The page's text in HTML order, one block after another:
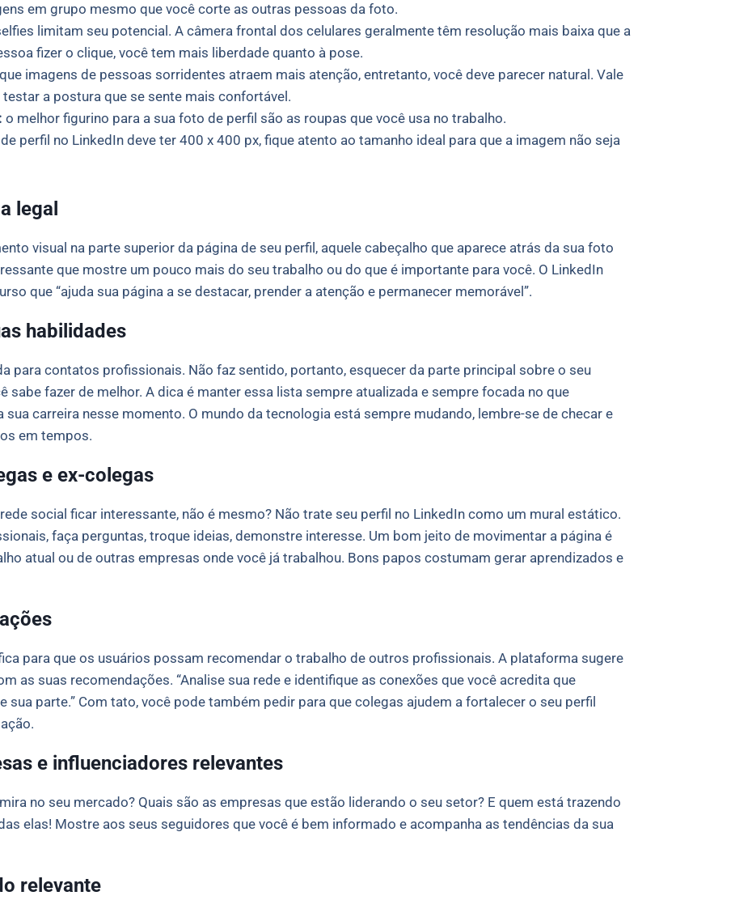
em grupo mesmo que você corte as outras pessoas da foto.
limitam seu potencial. A câmera frontal dos celulares geralmente têm resolução mais baixa que a
fizer o clique, você tem mais liberdade quanto à pose.
imagens de pessoas sorridentes atraem mais atenção, entretanto, você deve parecer natural. Vale
a postura que se sente mais confortável.
o melhor figurino para a sua foto de perfil são as roupas que você usa no trabalho.
perfil no LinkedIn deve ter 400 x 400 px, fique atento ao tamanho ideal para que a imagem não seja
legal
visual na parte superior da página de seu perfil, aquele cabeçalho que aparece atrás da sua foto
que mostre um pouco mais do seu trabalho ou do que é importante para você. O LinkedIn
que “ajuda sua página a se destacar, prender a atenção e permanecer memorável”.
habilidades
para contatos profissionais. Não faz sentido, portanto, esquecer da parte principal sobre o seu
sabe fazer de melhor. A dica é manter essa lista sempre atualizada e sempre focada no que
carreira nesse momento. O mundo da tecnologia está sempre mudando, lembre-se de checar e
em tempos.
e ex-colegas
social ficar interessante, não é mesmo? Não trate seu perfil no LinkedIn como um mural estático.
faça perguntas, troque ideias, demonstre interesse. Um bom jeito de movimentar a página é
atual ou de outras empresas onde você já trabalhou. Bons papos costumam gerar aprendizados e
para que os usuários possam recomendar o trabalho de outros profissionais. A plataforma sugere
as suas recomendações. “Analise sua rede e identifique as conexões que você acredita que
sua parte.” Com tato, você pode também pedir para que colegas ajudem a fortalecer o seu perfil
e influenciadores relevantes
no seu mercado? Quais são as empresas que estão liderando o seu setor? E quem está trazendo
elas! Mostre aos seus seguidores que você é bem informado e acompanha as tendências da sua
relevante